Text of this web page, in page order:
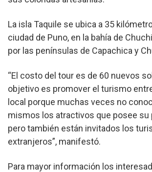
La isla Taquile se ubica a 35
ciudad de Puno, en la bahía de
por las penínsulas de Capachica y
“El costo del tour es de 60 nuevos
objetivo es promover el turismo
local porque muchas veces no
mismos los atractivos que posee su
pero también están invitados los
extranjeros”, manifestó.
Para mayor información los